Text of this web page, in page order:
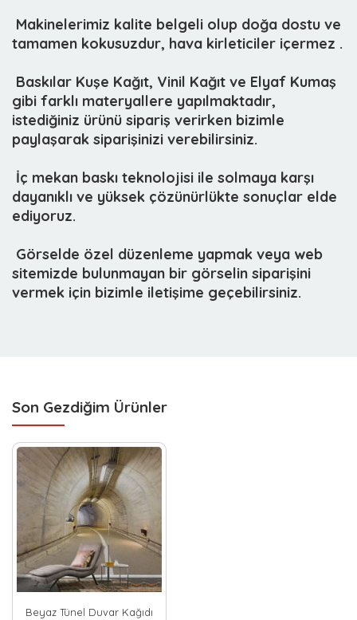
 Makinelerimiz kalite belgeli olup doğa dostu ve
tamamen kokusuzdur, hava kirleticiler içermez .
 Baskılar Kuşe Kağıt, Vinil Kağıt ve Elyaf Kumaş
gibi farklı materyallere yapılmaktadır,
istediğiniz ürünü sipariş verirken bizimle
paylaşarak siparişinizi verebilirsiniz.
 İç mekan baskı teknolojisi ile solmaya karşı
dayanıklı ve yüksek çözünürlükte sonuçlar elde
ediyoruz.
 Görselde özel düzenleme yapmak veya web
sitemizde bulunmayan bir görselin siparişini
vermek için bizimle iletişime geçebilirsiniz.
Son Gezdiğim Ürünler
Beyaz Tünel Duvar Kağıdı